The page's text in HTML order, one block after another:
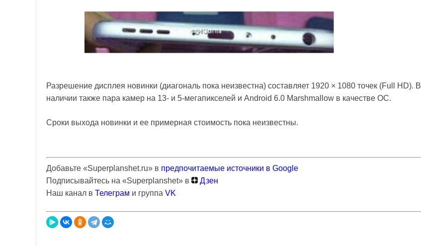
Разрешение дисплея новинки (диагональ пока неизвестна) составляет 1920 × 1080 точек (Full HD). В
наличии также пара камер на 13- и 5-мегапикселей и Android 6.0 Marshmallow в качестве ОС.
Сроки выхода новинки и ее примерная стоимость пока неизвестны.
Добавьте «Superplanshet.ru» в предпочитаемые источники в Google
Подписывайтесь на «Superplanshet» в
Дзен
Наш канал в Телеграм и группа VK